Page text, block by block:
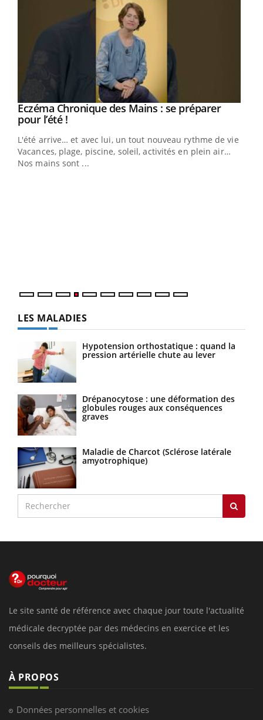
Youtube
Eczéma Chronique des Mains : se préparer
pour l’été !Youtube
L'été arrive… et avec lui, un tout nouveau rythme de vie !
Vacances, plage, piscine, soleil, activités en plein air…
Nos mains sont ...
LES MALADIES
Hypotension orthostatique : quand la
pression artérielle chute au lever
Drépanocytose : une déformation des
globules rouges aux conséquences
graves
Maladie de Charcot (Sclérose latérale
amyotrophique)
Le site santé de référence avec chaque jour toute l'actualité
médicale decryptée par des médecins en exercice et les
conseils des meilleurs spécialistes.
À PROPOS
Données personnelles et cookies